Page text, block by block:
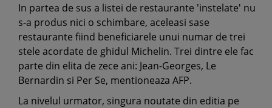
In partea de sus a listei de restaurante 'instelate' nu
s-a produs nici o schimbare, aceleasi sase
restaurante fiind beneficiarele unui numar de trei
stele acordate de ghidul Michelin. Trei dintre ele fac
parte din elita de zece ani: Jean-Georges, Le
Bernardin si Per Se, mentioneaza AFP.
La nivelul urmator, singura noutate din editia pe